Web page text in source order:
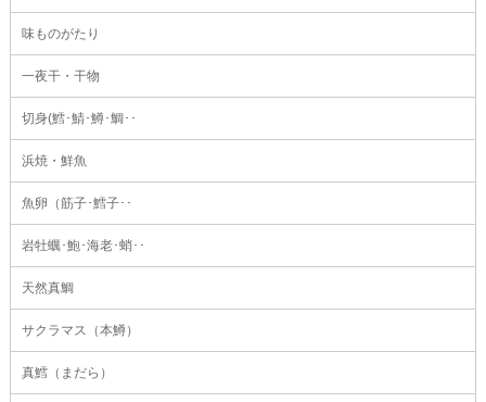
味ものがたり
一夜干・干物
切身(鱈･鯖･鱒･鯛･･
浜焼・鮮魚
魚卵（筋子･鱈子･･
岩牡蠣･鮑･海老･蛸･･
天然真鯛
サクラマス（本鱒）
真鱈（まだら）